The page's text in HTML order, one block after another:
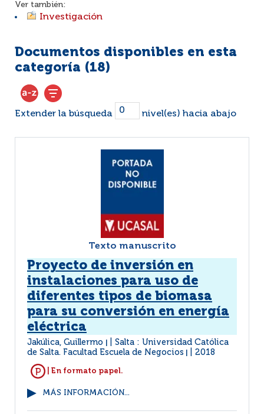
Ver también:
Investigación
Documentos disponibles en esta
categoría (18)
Extender la búsqueda nivel(es) hacia abajo
Texto manuscrito
Proyecto de inversión en
instalaciones para uso de
diferentes tipos de biomasa
para su conversión en energía
eléctrica
Jakúlica, Guillermo
Salta : Universidad Católica
de Salta. Facultad Escuela de Negocios
2018
| En formato papel.
MÁS INFORMACIÓN...